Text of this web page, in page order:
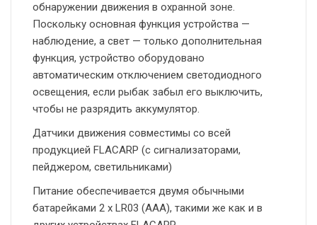
обнаружении движения в охранной зоне.
Поскольку основная функция устройства —
наблюдение, а свет — только дополнительная
функция, устройство оборудовано
автоматическим отключением светодиодного
освещения, если рыбак забыл его выключить,
чтобы не разрядить аккумулятор.
Датчики движения совместимы со всей
продукцией FLACARP (с сигнализаторами,
пейджером, светильниками)
Питание обеспечивается двумя обычными
батарейками 2 x LR03 (AAA), такими же как и в